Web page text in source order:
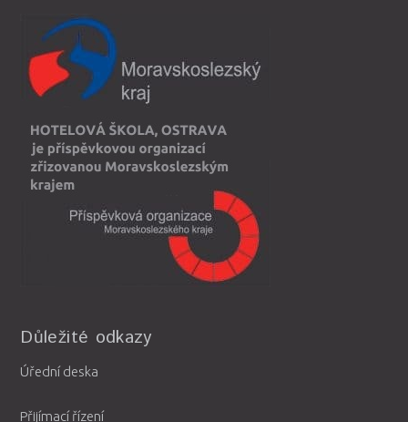
Důležité odkazy
Úřední deska
Přijímací řízení